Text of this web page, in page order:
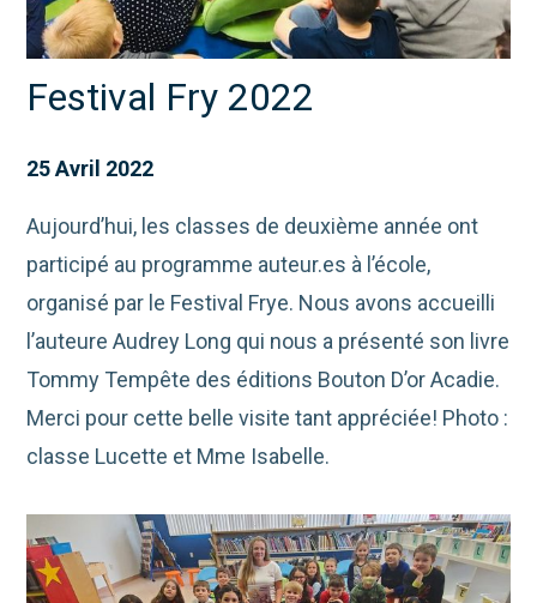
Festival Fry 2022
25 Avril 2022
Aujourd’hui, les classes de deuxième année ont
participé au programme auteur.es à l’école,
organisé par le Festival Frye. Nous avons accueilli
l’auteure Audrey Long qui nous a présenté son livre
Tommy Tempête des éditions Bouton D’or Acadie.
Merci pour cette belle visite tant appréciée! Photo :
classe Lucette et Mme Isabelle.